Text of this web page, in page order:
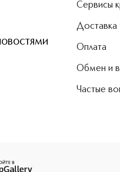
Сервисы
Доставка
Оплата
Обмен и
Частые